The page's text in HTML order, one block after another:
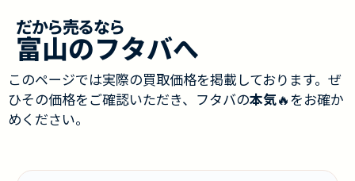
だから売るなら
富山のフタバへ
このページでは実際の買取価格を掲載しております。ぜ
ひその価格をご確認いただき、フタバの本気🔥をお確か
めください。